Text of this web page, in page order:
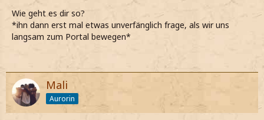
Wie geht es dir so?
*ihn dann erst mal etwas unverfänglich frage, als wir uns
langsam zum Portal bewegen*
Mali
Aurorin